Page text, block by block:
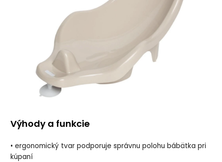
Výhody a funkcie
• ergonomický tvar podporuje správnu polohu bábätka pri
kúpaní